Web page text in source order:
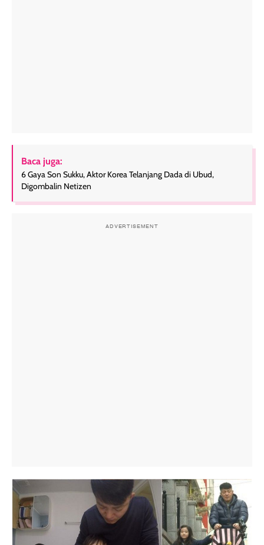
Baca juga:
6 Gaya Son Sukku, Aktor Korea Telanjang Dada di Ubud,
Digombalin Netizen
ADVERTISEMENT